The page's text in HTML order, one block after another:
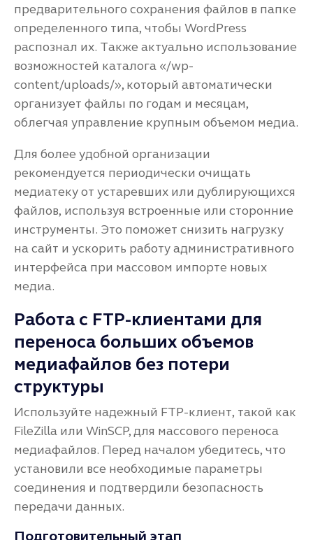
предварительного сохранения файлов в папке
определенного типа, чтобы WordPress
распознал их. Также актуально использование
возможностей каталога «/wp-
content/uploads/», который автоматически
организует файлы по годам и месяцам,
облегчая управление крупным объемом медиа.
Для более удобной организации
рекомендуется периодически очищать
медиатеку от устаревших или дублирующихся
файлов, используя встроенные или сторонние
инструменты. Это поможет снизить нагрузку
на сайт и ускорить работу административного
интерфейса при массовом импорте новых
медиа.
Работа с FTP-клиентами для
переноса больших объемов
медиафайлов без потери
структуры
Используйте надежный FTP-клиент, такой как
FileZilla или WinSCP, для массового переноса
медиафайлов. Перед началом убедитесь, что
установили все необходимые параметры
соединения и подтвердили безопасность
передачи данных.
Подготовительный этап